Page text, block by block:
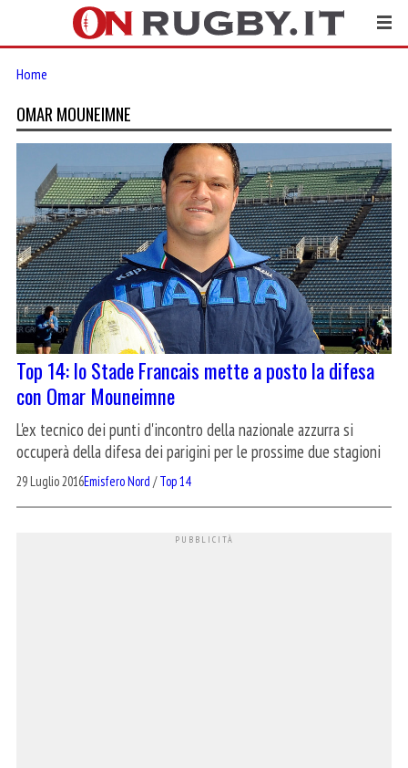
Home
OMAR MOUNEIMNE
Top 14: lo Stade Francais mette a posto la difesa
con Omar Mouneimne
L'ex tecnico dei punti d'incontro della nazionale azzurra si
occuperà della difesa dei parigini per le prossime due stagioni
29 Luglio 2016Emisfero Nord /Top 14